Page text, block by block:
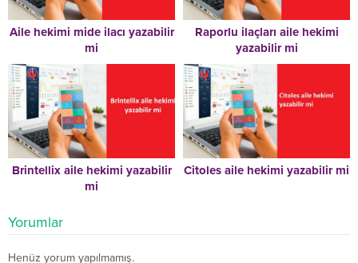
Aile hekimi mide ilacı yazabilir
mi
Raporlu ilaçları aile hekimi
yazabilir mi
Brintellix aile hekimi yazabilir
mi
Citoles aile hekimi yazabilir mi
Yorumlar
Henüz yorum yapılmamış.